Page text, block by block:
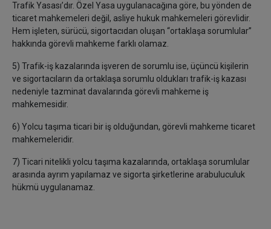
Trafik Yasası’dır. Özel Yasa uygulanacağına göre, bu yönden de
ticaret mahkemeleri değil, asliye hukuk mahkemeleri görevlidir.
Hem işleten, sürücü, sigortacıdan oluşan “ortaklaşa sorumlular”
hakkında görevli mahkeme farklı olamaz.
5) Trafik-iş kazalarında işveren de sorumlu ise, üçüncü kişilerin
ve sigortacıların da ortaklaşa sorumlu oldukları trafik-iş kazası
nedeniyle tazminat davalarında görevli mahkeme iş
mahkemesidir.
6) Yolcu taşıma ticari bir iş olduğundan, görevli mahkeme ticaret
mahkemeleridir.
7) Ticari nitelikli yolcu taşıma kazalarında, ortaklaşa sorumlular
arasında ayrım yapılamaz ve sigorta şirketlerine arabuluculuk
hükmü uygulanamaz.